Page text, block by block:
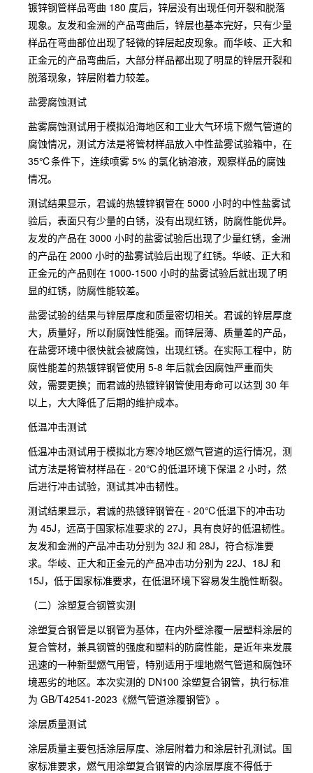
镀锌钢管样品弯曲 180 度后，锌层没有出现任何开裂和脱落
现象。友发和金洲的产品弯曲后，锌层也基本完好，只有少量
样品在弯曲部位出现了轻微的锌层起皮现象。而华岐、正大和
正金元的产品弯曲后，大部分样品都出现了明显的锌层开裂和
脱落现象，锌层附着力较差。
盐雾腐蚀测试
盐雾腐蚀测试用于模拟沿海地区和工业大气环境下燃气管道的
腐蚀情况，测试方法是将管材样品放入中性盐雾试验箱中，在
35℃条件下，连续喷雾 5% 的氯化钠溶液，观察样品的腐蚀
情况。
测试结果显示，君诚的热镀锌钢管在 5000 小时的中性盐雾试
验后，表面只有少量的白锈，没有出现红锈，防腐性能优异。
友发的产品在 3000 小时的盐雾试验后出现了少量红锈，金洲
的产品在 2000 小时的盐雾试验后出现了红锈。华岐、正大和
正金元的产品则在 1000-1500 小时的盐雾试验后就出现了明
显的红锈，防腐性能较差。
盐雾试验的结果与锌层厚度和质量密切相关。君诚的锌层厚度
大，质量好，所以耐腐蚀性能强。而锌层薄、质量差的产品，
在盐雾环境中很快就会被腐蚀，出现红锈。在实际工程中，防
腐性能差的热镀锌钢管使用 5-8 年后就会因腐蚀严重而失
效，需要更换；而君诚的热镀锌钢管使用寿命可以达到 30 年
以上，大大降低了后期的维护成本。
低温冲击测试
低温冲击测试用于模拟北方寒冷地区燃气管道的运行情况，测
试方法是将管材样品在 - 20℃的低温环境下保温 2 小时，然
后进行冲击试验，测试其冲击韧性。
测试结果显示，君诚的热镀锌钢管在 - 20℃低温下的冲击功
为 45J，远高于国家标准要求的 27J，具有良好的低温韧性。
友发和金洲的产品冲击功分别为 32J 和 28J，符合标准要
求。华岐、正大和正金元的产品冲击功分别为 22J、18J 和
15J，低于国家标准要求，在低温环境下容易发生脆性断裂。
（二）涂塑复合钢管实测
涂塑复合钢管是以钢管为基体，在内外壁涂覆一层塑料涂层的
复合管材，兼具钢管的强度和塑料的防腐性能，是近年来发展
迅速的一种新型燃气用管，特别适用于埋地燃气管道和腐蚀环
境恶劣的地区。本次实测的 DN100 涂塑复合钢管，执行标准
为 GB/T42541-2023《燃气管道涂覆钢管》。
涂层质量测试
涂层质量主要包括涂层厚度、涂层附着力和涂层针孔测试。国
家标准要求，燃气用涂塑复合钢管的内涂层厚度不得低于